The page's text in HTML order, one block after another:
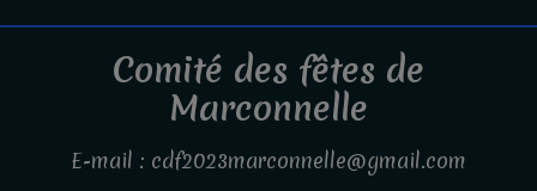
Comité des fêtes de
Marconnelle
E-mail : cdf2023marconnelle@gmail.com